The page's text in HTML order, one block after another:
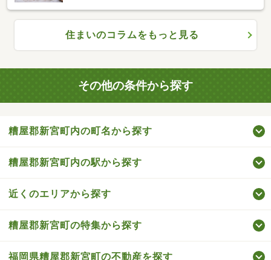
住まいのコラムをもっと見る
その他の条件から探す
糟屋郡新宮町内の町名から探す
糟屋郡新宮町内の駅から探す
近くのエリアから探す
糟屋郡新宮町の特集から探す
福岡県糟屋郡新宮町の不動産を探す